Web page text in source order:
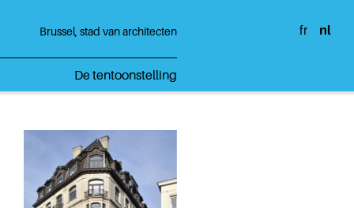
Brussel, stad van architecten
De tentoonstelling
fr nl